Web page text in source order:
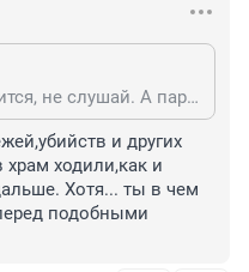
А что бесятся то? Не нравится, не слушай. А парень талантливый. В храм он ходил и раньше. Похоже по настоящему верующий.
и других
храм ходили,как и
Хотя... ты в чем
подобными